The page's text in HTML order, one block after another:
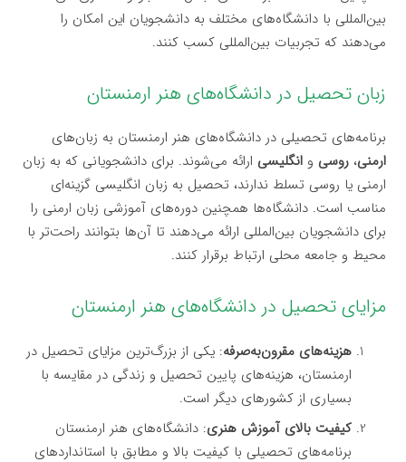
بین‌المللی با دانشگاه‌های مختلف به دانشجویان این امکان را
می‌دهند که تجربیات بین‌المللی کسب کنند.
زبان تحصیل در دانشگاه‌های هنر ارمنستان
برنامه‌های تحصیلی در دانشگاه‌های هنر ارمنستان به زبان‌های
ارمنی،روسی وانگلیسی ارائه می‌شوند. برای دانشجویانی که به زبان
ارمنی یا روسی تسلط ندارند، تحصیل به زبان انگلیسی گزینه‌ای
مناسب است. دانشگاه‌ها همچنین دوره‌های آموزشی زبان ارمنی را
برای دانشجویان بین‌المللی ارائه می‌دهند تا آن‌ها بتوانند راحت‌تر با
محیط و جامعه محلی ارتباط برقرار کنند.
مزایای تحصیل در دانشگاه‌های هنر ارمنستان
هزینه‌های مقرون‌به‌صرفه: یکی از بزرگ‌ترین مزایای تحصیل در
ارمنستان، هزینه‌های پایین تحصیل و زندگی در مقایسه با
بسیاری از کشورهای دیگر است.
کیفیت بالای آموزش هنری: دانشگاه‌های هنر ارمنستان
برنامه‌های تحصیلی با کیفیت بالا و مطابق با استانداردهای